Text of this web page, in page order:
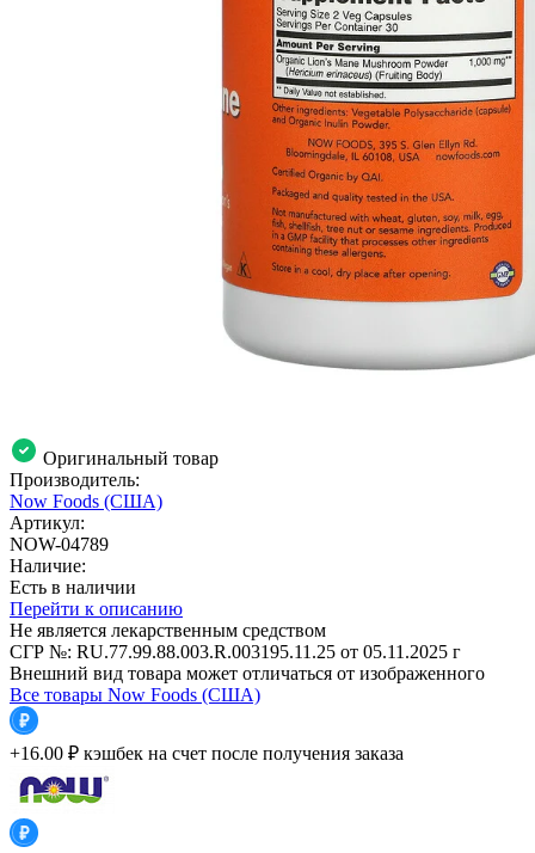
Оригинальный товар
Производитель:
Now Foods (США)
Артикул:
NOW-04789
Наличие:
Есть в наличии
Перейти к описанию
Не является лекарственным средством
СГР №: RU.77.99.88.003.R.003195.11.25 от 05.11.2025 г
Внешний вид товара может отличаться от изображенного
Все товары Now Foods (США)
+16.00 ₽ кэшбек на счет после получения заказа